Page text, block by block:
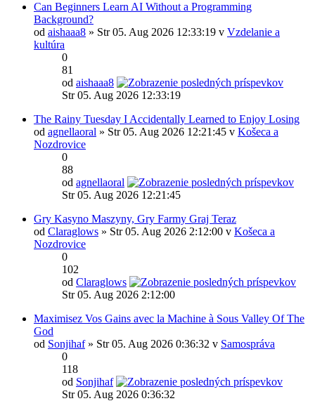
Can Beginners Learn AI Without a Programming
Background?
od aishaaa8 » Str 05. Aug 2026 12:33:19 v Vzdelanie a
kultúra
0
81
od aishaaa8
Str 05. Aug 2026 12:33:19
The Rainy Tuesday I Accidentally Learned to Enjoy Losing
od agnellaoral » Str 05. Aug 2026 12:21:45 v Košeca a
Nozdrovice
0
88
od agnellaoral
Str 05. Aug 2026 12:21:45
Gry Kasyno Maszyny, Gry Farmy Graj Teraz
od Claraglows » Str 05. Aug 2026 2:12:00 v Košeca a
Nozdrovice
0
102
od Claraglows
Str 05. Aug 2026 2:12:00
Maximisez Vos Gains avec la Machine à Sous Valley Of The
God
od Sonjihaf» Str 05. Aug 2026 0:36:32 v Samospráva
0
118
od Sonjihaf
Str 05. Aug 2026 0:36:32